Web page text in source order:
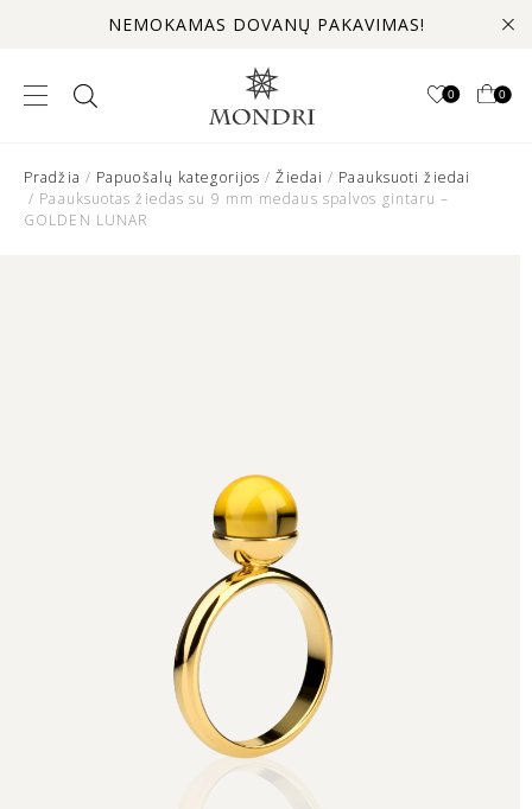
NEMOKAMAS DOVANŲ PAKAVIMAS!
0 0
Pradžia / Papuošalų kategorijos /Žiedai / Paauksuoti žiedai
/ Paauksuotas žiedas su 9 mm medaus spalvos gintaru –
GOLDEN LUNAR